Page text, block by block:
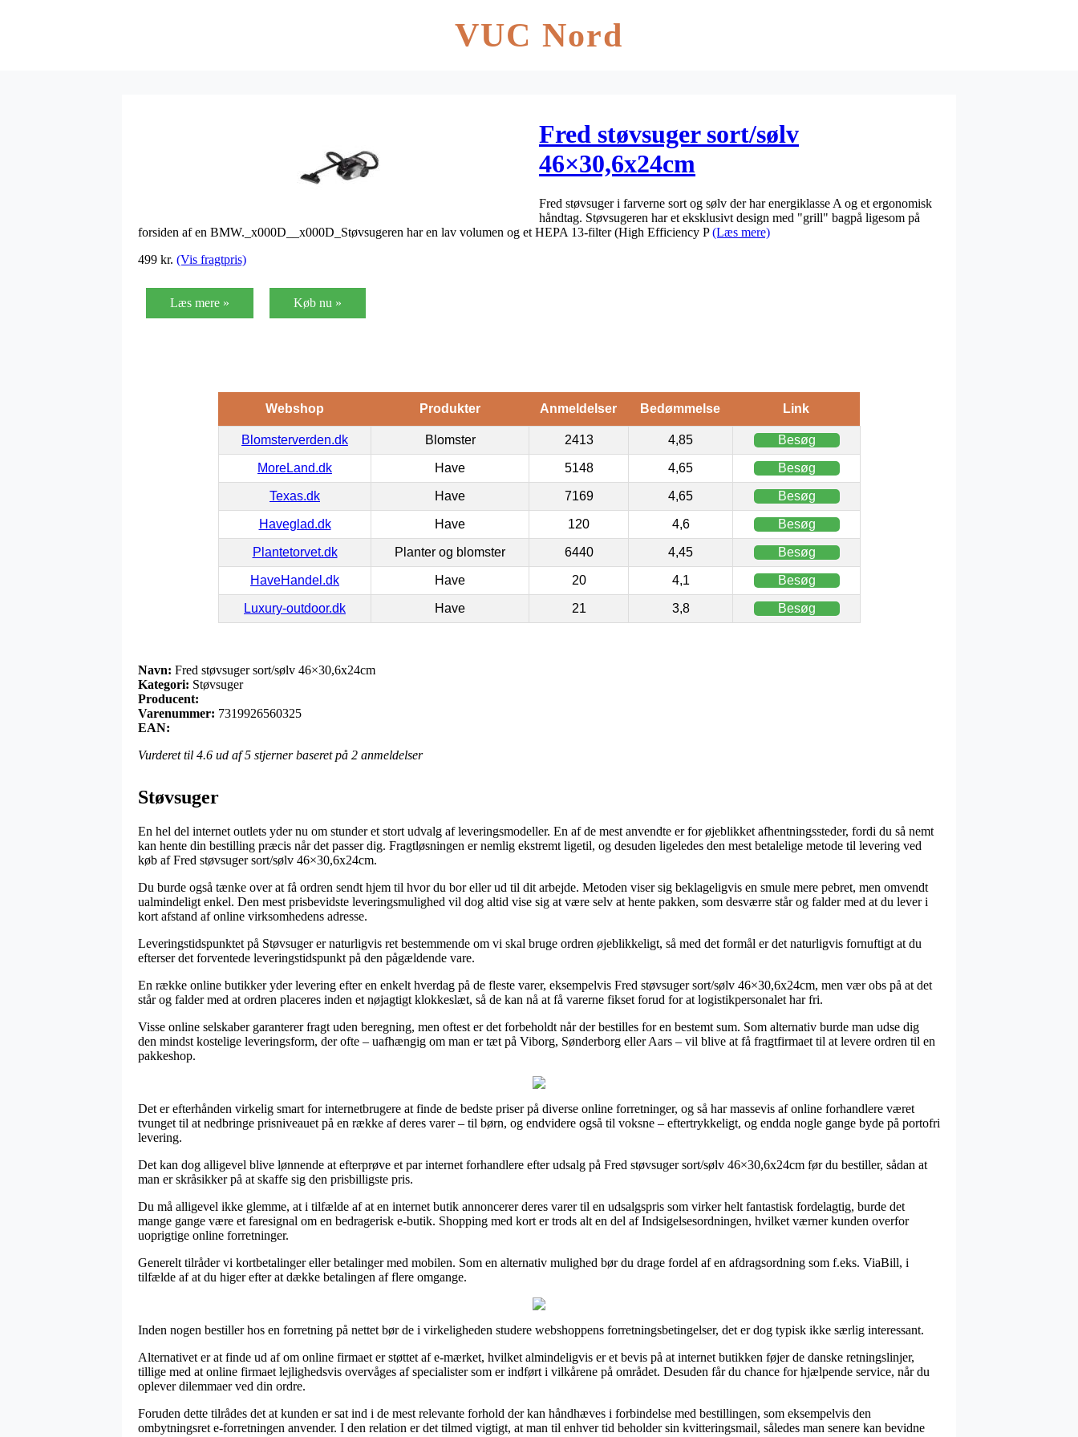
VUC Nord
Fred støvsuger sort/sølv
46×30,6x24cm
Fred støvsuger i farverne sort og sølv der har energiklasse A og et ergonomisk
håndtag. Støvsugeren har et eksklusivt design med "grill" bagpå ligesom på
forsiden af en BMW._x000D__x000D_Støvsugeren har en lav volumen og et HEPA 13-filter (High Efficiency P(Læs mere)
499 kr. (Vis fragtpris)
Læs mere » Køb nu »
Webshop Produkter Anmeldelser Bedømmelse Link
Blomsterverden.dk Blomster 2413 4,85 Besøg
MoreLand.dk Have 5148 4,65 Besøg
Texas.dk Have 7169 4,65 Besøg
Haveglad.dk Have 120 4,6 Besøg
Plantetorvet.dk Planter og blomster 6440 4,45 Besøg
HaveHandel.dk Have 20 4,1 Besøg
Luxury-outdoor.dk Have 21 3,8 Besøg
Navn: Fred støvsuger sort/sølv 46×30,6x24cm
Kategori: Støvsuger
Producent:
Varenummer: 7319926560325
EAN:
Vurderet til 4.6 ud af 5 stjerner baseret på 2 anmeldelser
Støvsuger
En hel del internet outlets yder nu om stunder et stort udvalg af leveringsmodeller. En af de mest anvendte er for øjeblikket afhentningssteder, fordi du så nemt
kan hente din bestilling præcis når det passer dig. Fragtløsningen er nemlig ekstremt ligetil, og desuden ligeledes den mest betalelige metode til levering ved
køb af Fred støvsuger sort/sølv 46×30,6x24cm.
Du burde også tænke over at få ordren sendt hjem til hvor du bor eller ud til dit arbejde. Metoden viser sig beklageligvis en smule mere pebret, men omvendt
ualmindeligt enkel. Den mest prisbevidste leveringsmulighed vil dog altid vise sig at være selv at hente pakken, som desværre står og falder med at du lever i
kort afstand af online virksomhedens adresse.
Leveringstidspunktet på Støvsuger er naturligvis ret bestemmende om vi skal bruge ordren øjeblikkeligt, så med det formål er det naturligvis fornuftigt at du
efterser det forventede leveringstidspunkt på den pågældende vare.
En række online butikker yder levering efter en enkelt hverdag på de fleste varer, eksempelvis Fred støvsuger sort/sølv 46×30,6x24cm, men vær obs på at det
står og falder med at ordren placeres inden et nøjagtigt klokkeslæt, så de kan nå at få varerne fikset forud for at logistikpersonalet har fri.
Visse online selskaber garanterer fragt uden beregning, men oftest er det forbeholdt når der bestilles for en bestemt sum. Som alternativ burde man udse dig
den mindst kostelige leveringsform, der ofte – uafhængig om man er tæt på Viborg, Sønderborg eller Aars – vil blive at få fragtfirmaet til at levere ordren til en
pakkeshop.
Det er efterhånden virkelig smart for internetbrugere at finde de bedste priser på diverse online forretninger, og så har massevis af online forhandlere været
tvunget til at nedbringe prisniveauet på en række af deres varer – til børn, og endvidere også til voksne – eftertrykkeligt, og endda nogle gange byde på portofri
levering.
Det kan dog alligevel blive lønnende at efterprøve et par internet forhandlere efter udsalg på Fred støvsuger sort/sølv 46×30,6x24cm før du bestiller, sådan at
man er skråsikker på at skaffe sig den prisbilligste pris.
Du må alligevel ikke glemme, at i tilfælde af at en internet butik annoncerer deres varer til en udsalgspris som virker helt fantastisk fordelagtig, burde det
mange gange være et faresignal om en bedragerisk e-butik. Shopping med kort er trods alt en del af Indsigelsesordningen, hvilket værner kunden overfor
uoprigtige online forretninger.
Generelt tilråder vi kortbetalinger eller betalinger med mobilen. Som en alternativ mulighed bør du drage fordel af en afdragsordning som f.eks. ViaBill, i
tilfælde af at du higer efter at dække betalingen af flere omgange.
Inden nogen bestiller hos en forretning på nettet bør de i virkeligheden studere webshoppens forretningsbetingelser, det er dog typisk ikke særlig interessant.
Alternativet er at finde ud af om online firmaet er støttet af e-mærket, hvilket almindeligvis er et bevis på at internet butikken føjer de danske retningslinjer,
tillige med at online firmaet lejlighedsvis overvåges af specialister som er indført i vilkårene på området. Desuden får du chance for hjælpende service, når du
oplever dilemmaer ved din ordre.
Foruden dette tilrådes det at kunden er sat ind i de mest relevante forhold der kan håndhæves i forbindelse med bestillingen, som eksempelvis den
ombytningsret e-forretningen anvender. I den relation er det tilmed vigtigt, at man til enhver tid beholder sin kvitteringsmail, således man senere kan bevidne